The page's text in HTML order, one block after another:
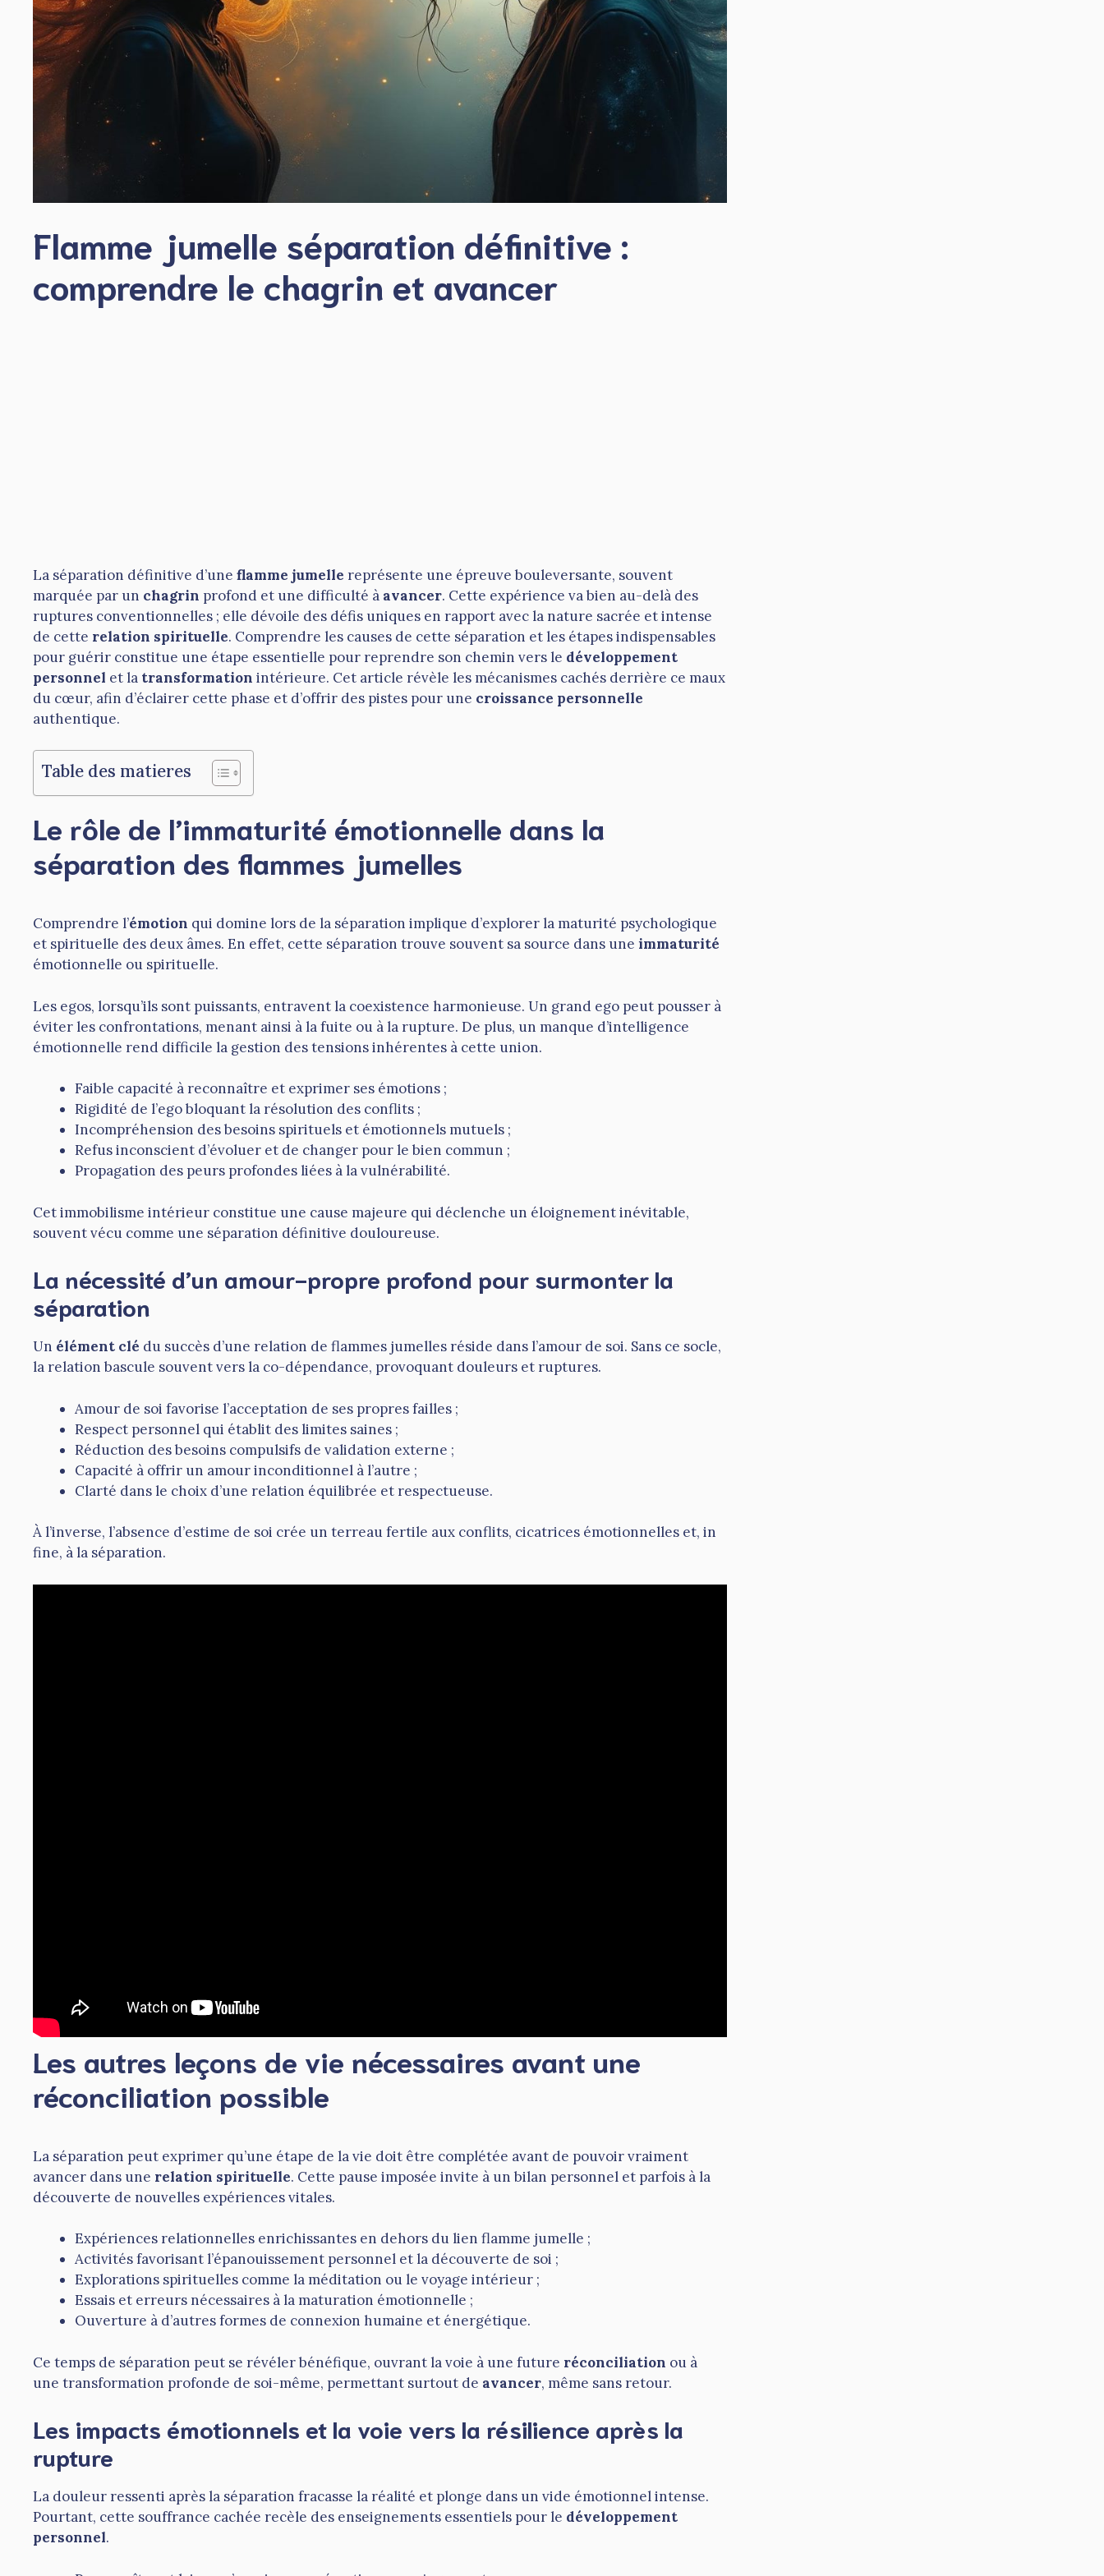
Flamme jumelle séparation définitive :
comprendre le chagrin et avancer
La séparation définitive d’une flamme jumelle représente une épreuve bouleversante, souvent
marquée par un chagrin profond et une difficulté à avancer. Cette expérience va bien au-delà des
ruptures conventionnelles ; elle dévoile des défis uniques en rapport avec la nature sacrée et intense
de cette relation spirituelle. Comprendre les causes de cette séparation et les étapes indispensables
pour guérir constitue une étape essentielle pour reprendre son chemin vers le développement
personnel et la transformation intérieure. Cet article révèle les mécanismes cachés derrière ce maux
du cœur, afin d’éclairer cette phase et d’offrir des pistes pour une croissance personnelle
authentique.
Table des matieres
Le rôle de l’immaturité émotionnelle dans la
séparation des flammes jumelles
Comprendre l’émotion qui domine lors de la séparation implique d’explorer la maturité psychologique
et spirituelle des deux âmes. En effet, cette séparation trouve souvent sa source dans une immaturité
émotionnelle ou spirituelle.
Les egos, lorsqu’ils sont puissants, entravent la coexistence harmonieuse. Un grand ego peut pousser à
éviter les confrontations, menant ainsi à la fuite ou à la rupture. De plus, un manque d’intelligence
émotionnelle rend difficile la gestion des tensions inhérentes à cette union.
Faible capacité à reconnaître et exprimer ses émotions ;
Rigidité de l’ego bloquant la résolution des conflits ;
Incompréhension des besoins spirituels et émotionnels mutuels ;
Refus inconscient d’évoluer et de changer pour le bien commun ;
Propagation des peurs profondes liées à la vulnérabilité.
Cet immobilisme intérieur constitue une cause majeure qui déclenche un éloignement inévitable,
souvent vécu comme une séparation définitive douloureuse.
La nécessité d’un amour-propre profond pour surmonter la
séparation
Un élément clé du succès d’une relation de flammes jumelles réside dans l’amour de soi. Sans ce socle,
la relation bascule souvent vers la co-dépendance, provoquant douleurs et ruptures.
Amour de soi favorise l’acceptation de ses propres failles ;
Respect personnel qui établit des limites saines ;
Réduction des besoins compulsifs de validation externe ;
Capacité à offrir un amour inconditionnel à l’autre ;
Clarté dans le choix d’une relation équilibrée et respectueuse.
À l’inverse, l’absence d’estime de soi crée un terreau fertile aux conflits, cicatrices émotionnelles et, in
fine, à la séparation.
Les autres leçons de vie nécessaires avant une
réconciliation possible
La séparation peut exprimer qu’une étape de la vie doit être complétée avant de pouvoir vraiment
avancer dans une relation spirituelle. Cette pause imposée invite à un bilan personnel et parfois à la
découverte de nouvelles expériences vitales.
Expériences relationnelles enrichissantes en dehors du lien flamme jumelle ;
Activités favorisant l’épanouissement personnel et la découverte de soi ;
Explorations spirituelles comme la méditation ou le voyage intérieur ;
Essais et erreurs nécessaires à la maturation émotionnelle ;
Ouverture à d’autres formes de connexion humaine et énergétique.
Ce temps de séparation peut se révéler bénéfique, ouvrant la voie à une future réconciliation ou à
une transformation profonde de soi-même, permettant surtout de avancer, même sans retour.
Les impacts émotionnels et la voie vers la résilience après la
rupture
La douleur ressenti après la séparation fracasse la réalité et plonge dans un vide émotionnel intense.
Pourtant, cette souffrance cachée recèle des enseignements essentiels pour le développement
personnel.